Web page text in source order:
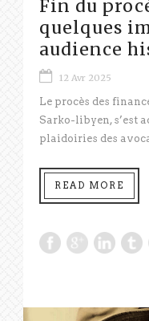
Fin du
quelques
audience
12 Avr 2025
Le procès des
Sarko-libyen, s’est
plaidoiries des
READ MORE